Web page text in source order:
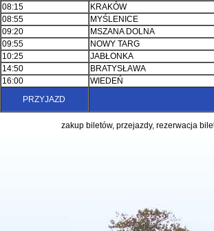
08:15
KRAKÓW
08:55
MYŚLENICE
09:20
MSZANA DOLNA
09:55
NOWY TARG
10:25
JABŁONKA
14:50
BRATYSŁAWA
16:00
WIEDEŃ
PRZYJAZD
zakup biletów, przejazdy, rezerwacja